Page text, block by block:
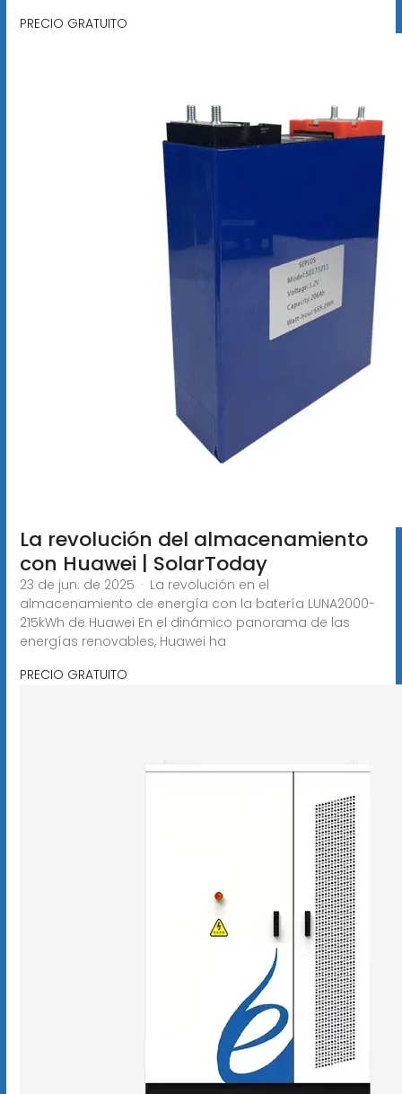
PRECIO GRATUITO
La revolución del almacenamiento
con Huawei | SolarToday
23 de jun. de 2025 · La revolución en el
almacenamiento de energía con la batería LUNA2000-
215kWh de Huawei En el dinámico panorama de las
energías renovables, Huawei ha
PRECIO GRATUITO